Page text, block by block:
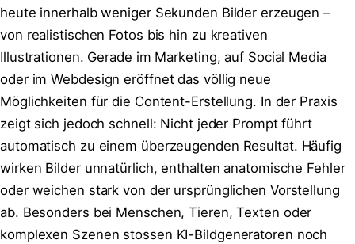
heute innerhalb weniger Sekunden Bilder erzeugen –
von realistischen Fotos bis hin zu kreativen
Illustrationen. Gerade im Marketing, auf Social Media
oder im Webdesign eröffnet das völlig neue
Möglichkeiten für die Content-Erstellung. In der Praxis
zeigt sich jedoch schnell: Nicht jeder Prompt führt
automatisch zu einem überzeugenden Resultat. Häufig
wirken Bilder unnatürlich, enthalten anatomische Fehler
oder weichen stark von der ursprünglichen Vorstellung
ab. Besonders bei Menschen, Tieren, Texten oder
komplexen Szenen stossen KI-Bildgeneratoren noch